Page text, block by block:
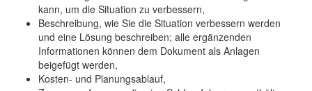
kann, um die Situation zu verbessern,
Beschreibung, wie Sie die Situation verbessern werden
und eine Lösung beschreiben; alle ergänzenden
Informationen können dem Dokument als Anlagen
beigefügt werden,
Kosten- und Planungsablauf,